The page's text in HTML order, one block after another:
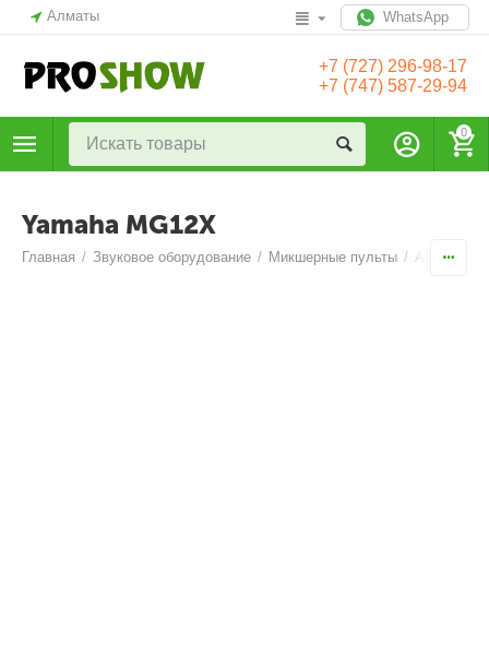
Алматы WhatsApp
+7 (727) 296-98-17
+7 (747) 587-29-94
0
Yamaha MG12X
Главная / Звуковое оборудование / Микшерные пульты /